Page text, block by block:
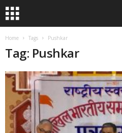
Home Tags Pushkar
Tag: Pushkar